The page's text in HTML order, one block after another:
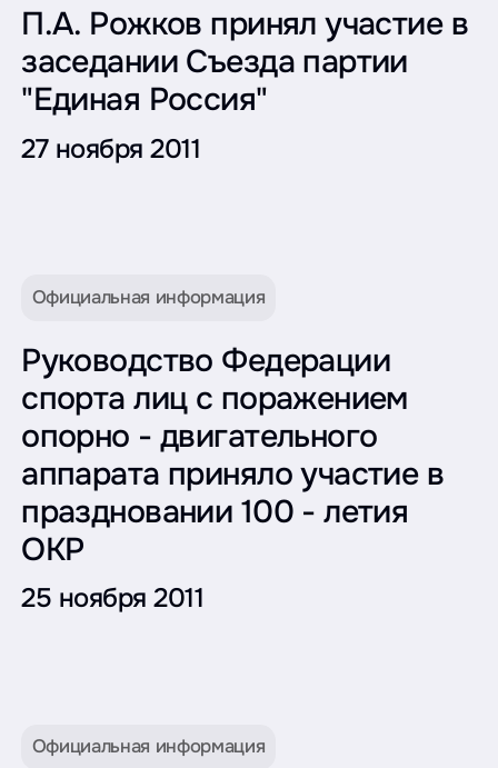
П.А. Рожков принял участие в
заседании Съезда партии
"Единая Россия"
27 ноября 2011
Официальная информация
Руководство Федерации
спорта лиц с поражением
опорно - двигательного
аппарата приняло участие в
праздновании 100 - летия
ОКР
25 ноября 2011
Официальная информация